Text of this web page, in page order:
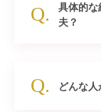
Q.
具体的な
夫？
Q. どんな